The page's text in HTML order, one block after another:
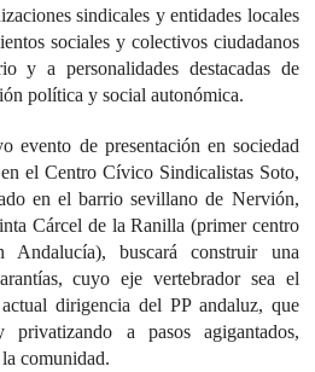
sindicales y entidades locales
sociales y colectivos ciudadanos
y a personalidades destacadas de
política y social autonómica.
evento de presentación en sociedad
el Centro Cívico Sindicalistas Soto,
en el barrio sevillano de Nervión,
Cárcel de la Ranilla (primer centro
buscará construir una
cuyo eje vertebrador sea el
dirigencia del PP andaluz, que
privatizando a pasos agigantados,
comunidad.